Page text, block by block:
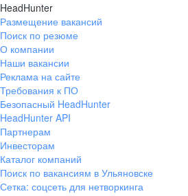
HeadHunter
Размещение вакансий
Поиск по резюме
О компании
Наши вакансии
Реклама на сайте
Требования к ПО
Безопасный HeadHunter
HeadHunter API
Партнерам
Инвесторам
Каталог компаний
Поиск по вакансиям в Ульяновске
Сетка: соцсеть для нетворкинга